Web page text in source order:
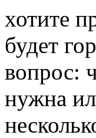
хотите
будет
вопрос:
нужна